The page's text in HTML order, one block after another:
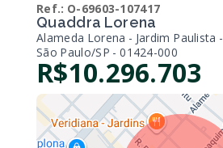
Ref.: O-69603-107417
Quaddra Lorena
Alameda Lorena - Jardim Paulista -
São Paulo/SP - 01424-000
R$10.296.703